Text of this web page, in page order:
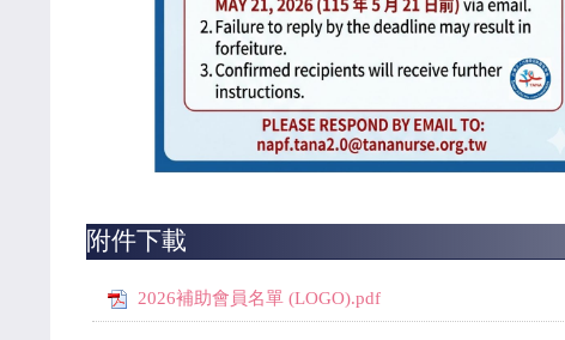
附件下載
2026補助會員名單 (LOGO).pdf